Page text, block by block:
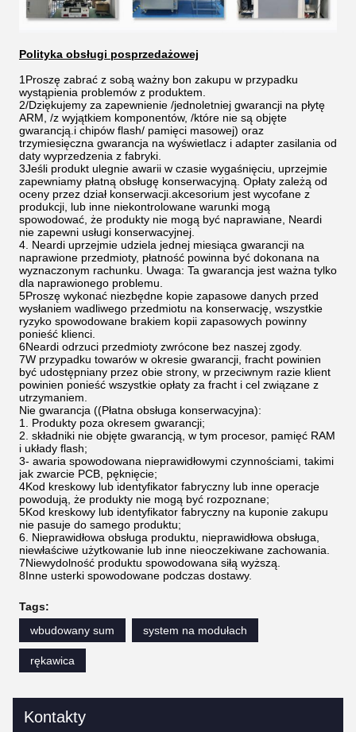
Polityka obsługi posprzedażowej
1Proszę zabrać z sobą ważny bon zakupu w przypadku
wystąpienia problemów z produktem.
2/Dziękujemy za zapewnienie /jednoletniej gwarancji na płytę
ARM, /z wyjątkiem komponentów, /które nie są objęte
gwarancją.i chipów flash/ pamięci masowej) oraz
trzymiesięczna gwarancja na wyświetlacz i adapter zasilania od
daty wyprzedzenia z fabryki.
3Jeśli produkt ulegnie awarii w czasie wygaśnięciu, uprzejmie
zapewniamy płatną obsługę konserwacyjną. Opłaty zależą od
oceny przez dział konserwacji.akcesorium jest wycofane z
produkcji, lub inne niekontrolowane warunki mogą
spowodować, że produkty nie mogą być naprawiane, Neardi
nie zapewni usługi konserwacyjnej.
4. Neardi uprzejmie udziela jednej miesiąca gwarancji na
naprawione przedmioty, płatność powinna być dokonana na
wyznaczonym rachunku. Uwaga: Ta gwarancja jest ważna tylko
dla naprawionego problemu.
5Proszę wykonać niezbędne kopie zapasowe danych przed
wysłaniem wadliwego przedmiotu na konserwację, wszystkie
ryzyko spowodowane brakiem kopii zapasowych powinny
ponieść klienci.
6Neardi odrzuci przedmioty zwrócone bez naszej zgody.
7W przypadku towarów w okresie gwarancji, fracht powinien
być udostępniany przez obie strony, w przeciwnym razie klient
powinien ponieść wszystkie opłaty za fracht i cel związane z
utrzymaniem.
Nie gwarancja ((Płatna obsługa konserwacyjna):
1. Produkty poza okresem gwarancji;
2. składniki nie objęte gwarancją, w tym procesor, pamięć RAM
i układy flash;
3- awaria spowodowana nieprawidłowymi czynnościami, takimi
jak zwarcie PCB, pęknięcie;
4Kod kreskowy lub identyfikator fabryczny lub inne operacje
powodują, że produkty nie mogą być rozpoznane;
5Kod kreskowy lub identyfikator fabryczny na kuponie zakupu
nie pasuje do samego produktu;
6. Nieprawidłowa obsługa produktu, nieprawidłowa obsługa,
niewłaściwe użytkowanie lub inne nieoczekiwane zachowania.
7Niewydolność produktu spowodowana siłą wyższą.
8Inne usterki spowodowane podczas dostawy.
Tags:
wbudowany sum
system na modułach
rękawica
Kontakty